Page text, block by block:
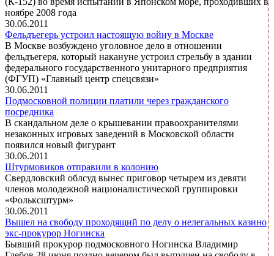
ноябре 2008 года
30.06.2011
Фельдъегерь устроил настоящую войну в Москве
В Москве возбуждено уголовное дело в отношении
фельдъегеря, который накануне устроил стрельбу в здании
федерального государственного унитарного предприятия
(ФГУП) «Главный центр спецсвязи»
30.06.2011
Подмосковной полиции платили через гражданского
посредника
В скандальном деле о крышевании правоохранителями
незаконных игровых заведений в Московской области
появился новый фигурант
30.06.2011
Штурмовиков отправили в колонию
Свердловский облсуд вынес приговор четырем из девяти
членов молодежной националистической группировки
«Фольксштурм»
30.06.2011
Вышел на свободу проходящий по делу о нелегальных казино
экс-прокурор Ногинска
Бывший прокурор подмосковного Ногинска Владимир